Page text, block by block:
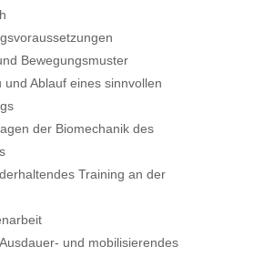
Bewegungsmuster
und Ablauf eines sinnvollen
der Biomechanik des
Training an der
und mobilisierendes